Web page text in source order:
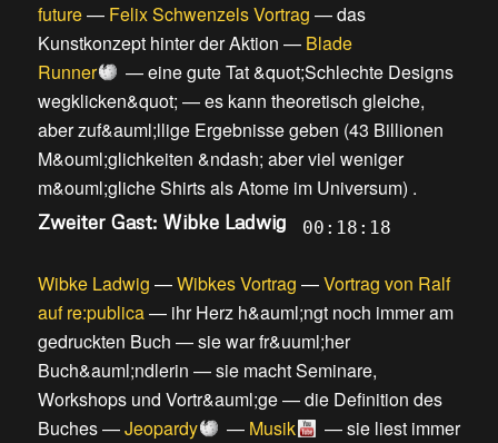
future— Felix Schwenzels Vortrag —das
Kunstkonzept hinter der Aktion — Blade
Runner
—eine gute Tat &quot;Schlechte Designs
wegklicken&quot; —es kann theoretisch gleiche,
aber zuf&auml;llige Ergebnisse geben (43 Billionen
M&ouml;glichkeiten &ndash; aber viel weniger
m&ouml;gliche Shirts als Atome im Universum) .
Zweiter Gast: Wibke Ladwig 00:18:18
Wibke Ladwig —Wibkes Vortrag —Vortrag von Ralf
auf re:publica— ihr Herz h&auml;ngt noch immer am
gedruckten Buch —sie war fr&uuml;her
Buch&auml;ndlerin —sie macht Seminare,
Workshops und Vortr&auml;ge—die Definition des
Buches—Jeopardy — Musik —sie liest immer